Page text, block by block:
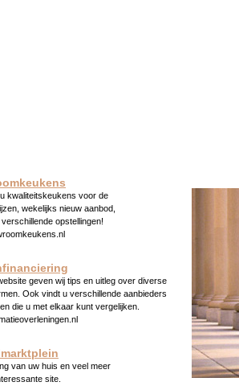
kwaliteitskeukens voor de
wekelijks nieuw aanbod,
opstellingen!
geven wij tips en uitleg over diverse
Ook vindt u verschillende aanbieders
die u met elkaar kunt vergelijken.
van uw huis en veel meer
site.